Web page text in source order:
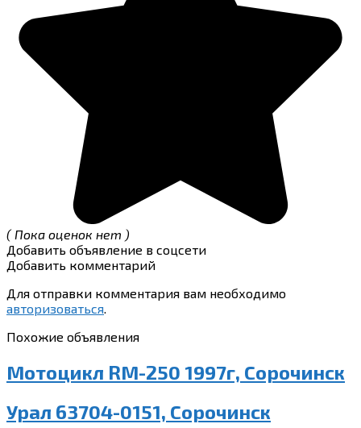
( Пока оценок нет )
Добавить объявление в соцсети
Добавить комментарий
Для отправки комментария вам необходимо
авторизоваться.
Похожие объявления
Мотоцикл RM-250 1997г, Сорочинск
Урал 63704-0151, Сорочинск